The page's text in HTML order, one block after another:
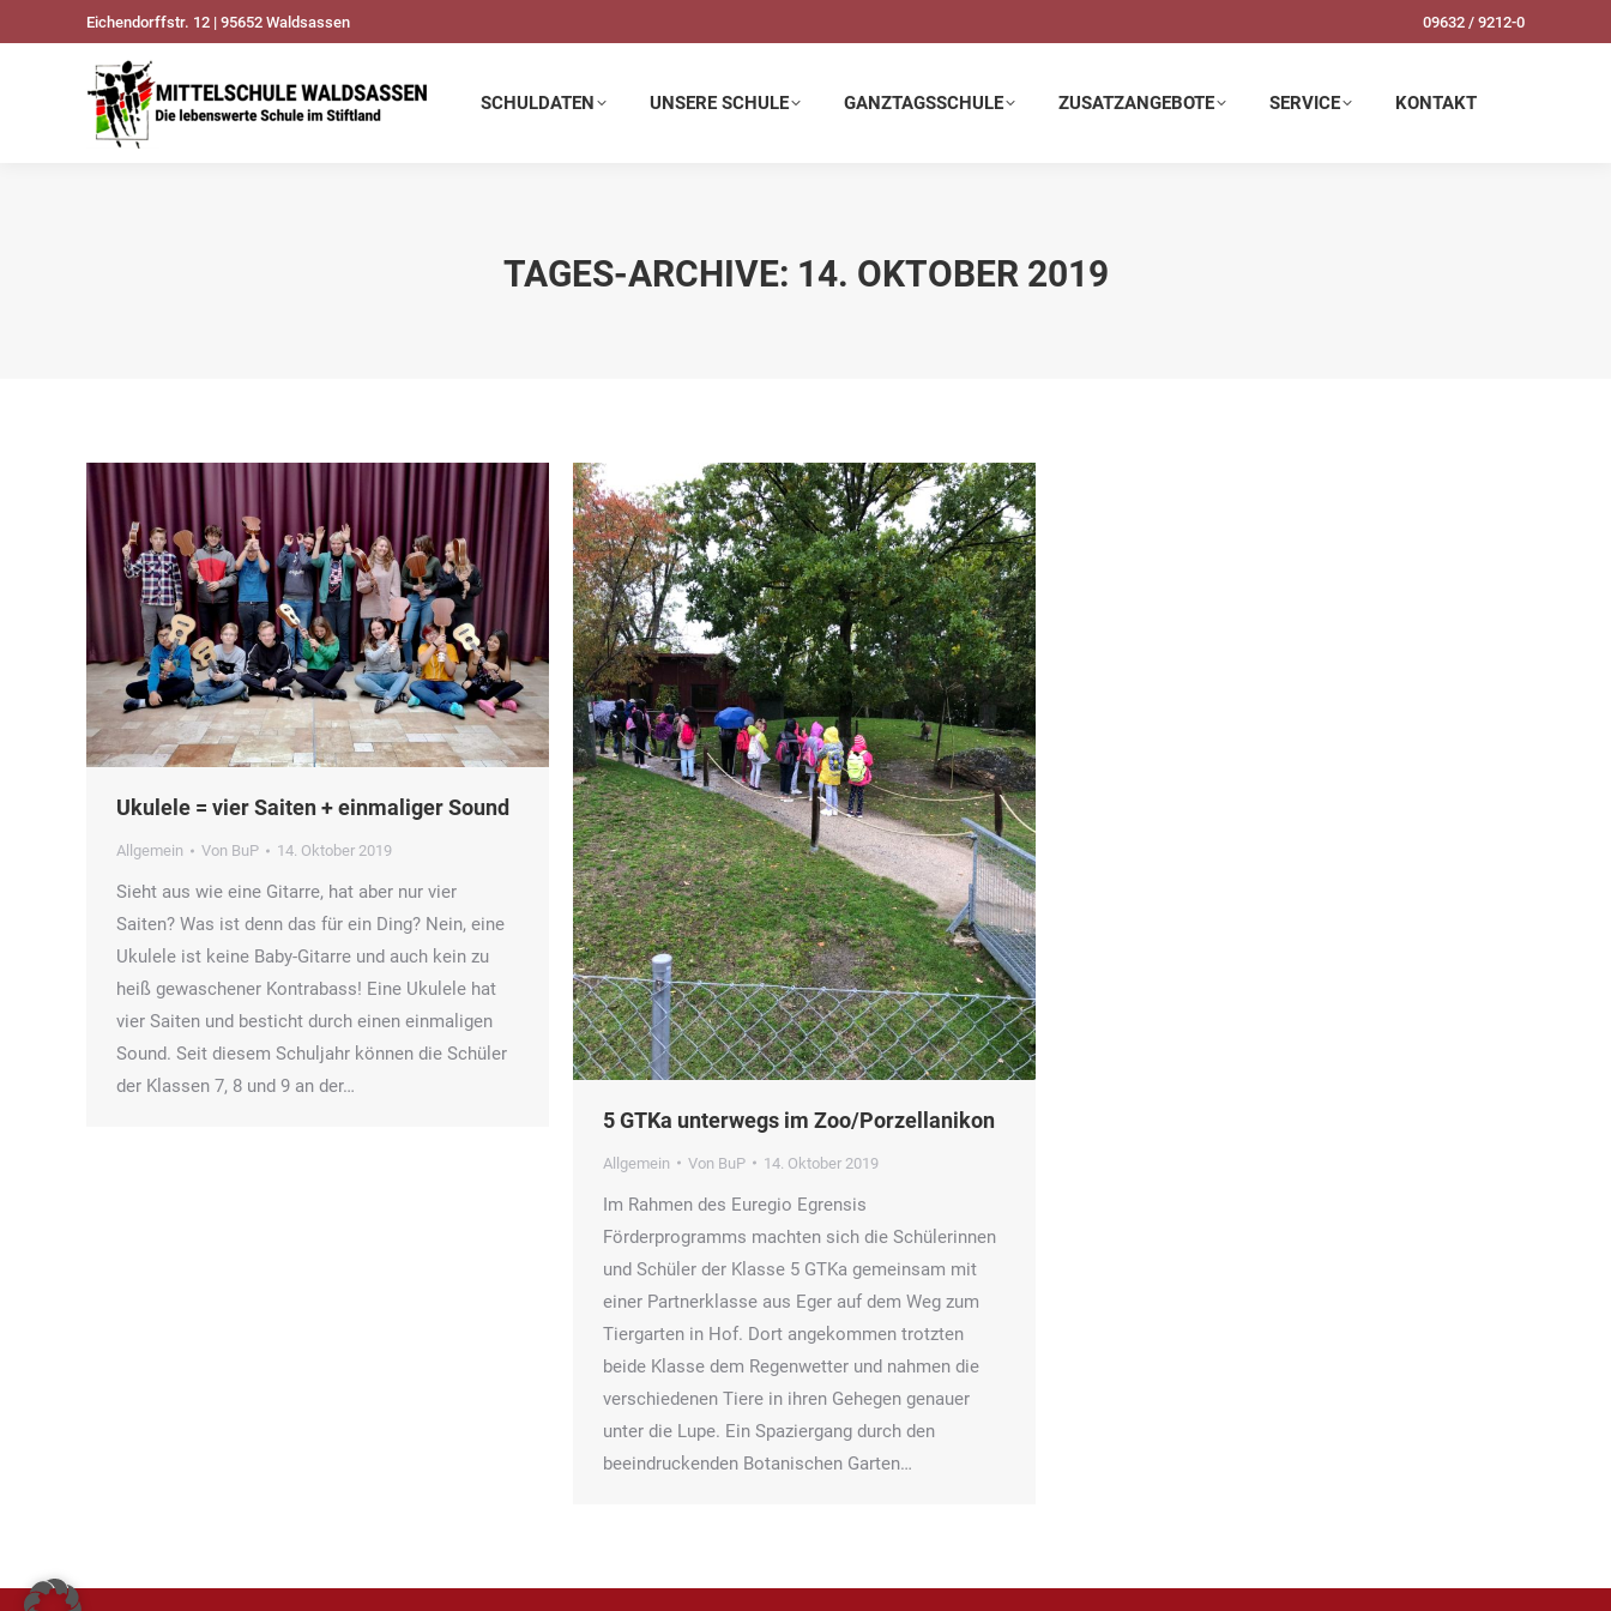
Eichendorffstr. 12 | 95652 Waldsassen 09632 / 9212-0
SCHULDATEN UNSERE SCHULE GANZTAGSSCHULE ZUSATZANGEBOTE SERVICE KONTAKT
TAGES-ARCHIVE: 14. OKTOBER 2019
Ukulele = vier Saiten + einmaliger Sound
Allgemein Von BuP 14. Oktober 2019
Sieht aus wie eine Gitarre, hat aber nur vier
Saiten? Was ist denn das für ein Ding? Nein, eine
Ukulele ist keine Baby-Gitarre und auch kein zu
heiß gewaschener Kontrabass! Eine Ukulele hat
vier Saiten und besticht durch einen einmaligen
Sound. Seit diesem Schuljahr können die Schüler
der Klassen 7, 8 und 9 an der…
5 GTKa unterwegs im Zoo/Porzellanikon
Allgemein Von BuP 14. Oktober 2019
Im Rahmen des Euregio Egrensis
Förderprogramms machten sich die Schülerinnen
und Schüler der Klasse 5 GTKa gemeinsam mit
einer Partnerklasse aus Eger auf dem Weg zum
Tiergarten in Hof. Dort angekommen trotzten
beide Klasse dem Regenwetter und nahmen die
verschiedenen Tiere in ihren Gehegen genauer
unter die Lupe. Ein Spaziergang durch den
beeindruckenden Botanischen Garten…